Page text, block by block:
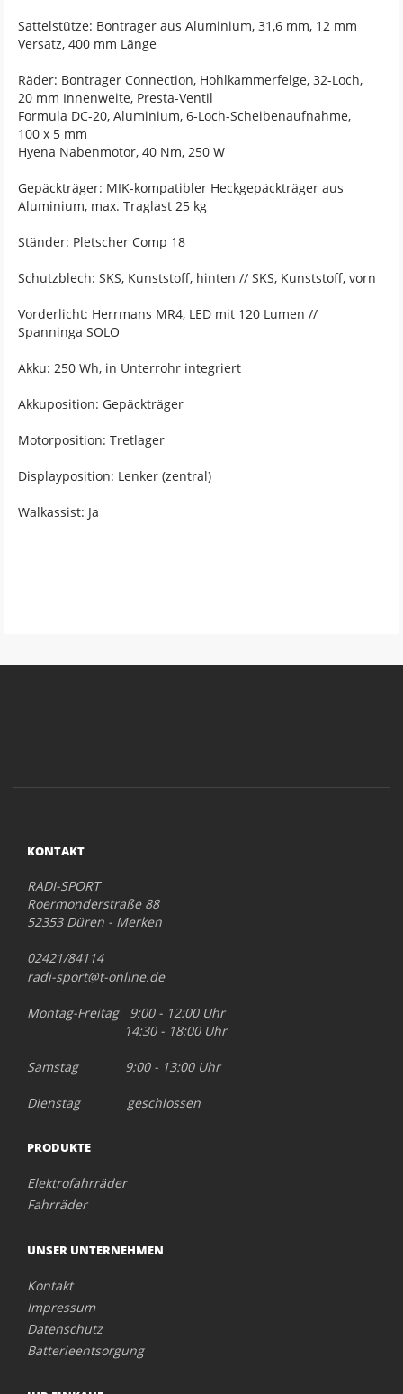
Sattelstütze: Bontrager aus Aluminium, 31,6 mm, 12 mm
Versatz, 400 mm Länge
Räder: Bontrager Connection, Hohlkammerfelge, 32-Loch,
20 mm Innenweite, Presta-Ventil
Formula DC-20, Aluminium, 6-Loch-Scheibenaufnahme,
100 x 5 mm
Hyena Nabenmotor, 40 Nm, 250 W
Gepäckträger: MIK-kompatibler Heckgepäckträger aus
Aluminium, max. Traglast 25 kg
Ständer: Pletscher Comp 18
Schutzblech: SKS, Kunststoff, hinten // SKS, Kunststoff, vorn
Vorderlicht: Herrmans MR4, LED mit 120 Lumen //
Spanninga SOLO
Akku: 250 Wh, in Unterrohr integriert
Akkuposition: Gepäckträger
Motorposition: Tretlager
Displayposition: Lenker (zentral)
Walkassist: Ja
KONTAKT
RADI-SPORT
Roermonderstraße 88
52353 Düren - Merken
02421/84114
radi-sport@t-online.de
Montag-Freitag 9:00 - 12:00 Uhr
14:30 - 18:00 Uhr
Samstag 9:00 - 13:00 Uhr
Dienstag geschlossen
PRODUKTE
Elektrofahrräder
Fahrräder
UNSER UNTERNEHMEN
Kontakt
Impressum
Datenschutz
Batterieentsorgung